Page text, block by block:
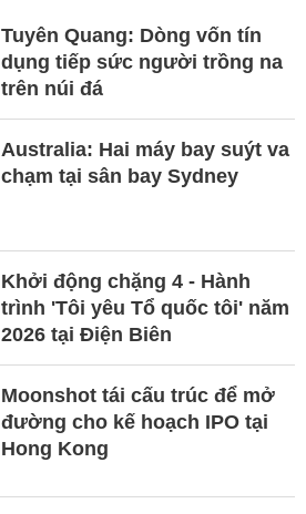
Tuyên Quang: Dòng vốn tín
dụng tiếp sức người trồng na
trên núi đá
Australia: Hai máy bay suýt va
chạm tại sân bay Sydney
Khởi động chặng 4 - Hành
trình 'Tôi yêu Tổ quốc tôi' năm
2026 tại Điện Biên
Moonshot tái cấu trúc để mở
đường cho kế hoạch IPO tại
Hong Kong